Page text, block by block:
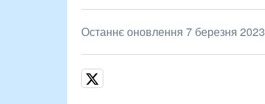
Останнє оновлення 7 березня 2023